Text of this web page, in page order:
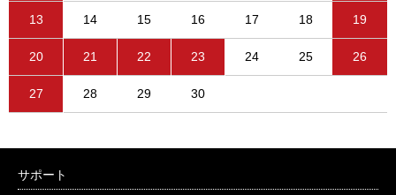
13 14 15 16 17 18 19
20 21 22 23 24 25 26
27 28 29 30
サポート